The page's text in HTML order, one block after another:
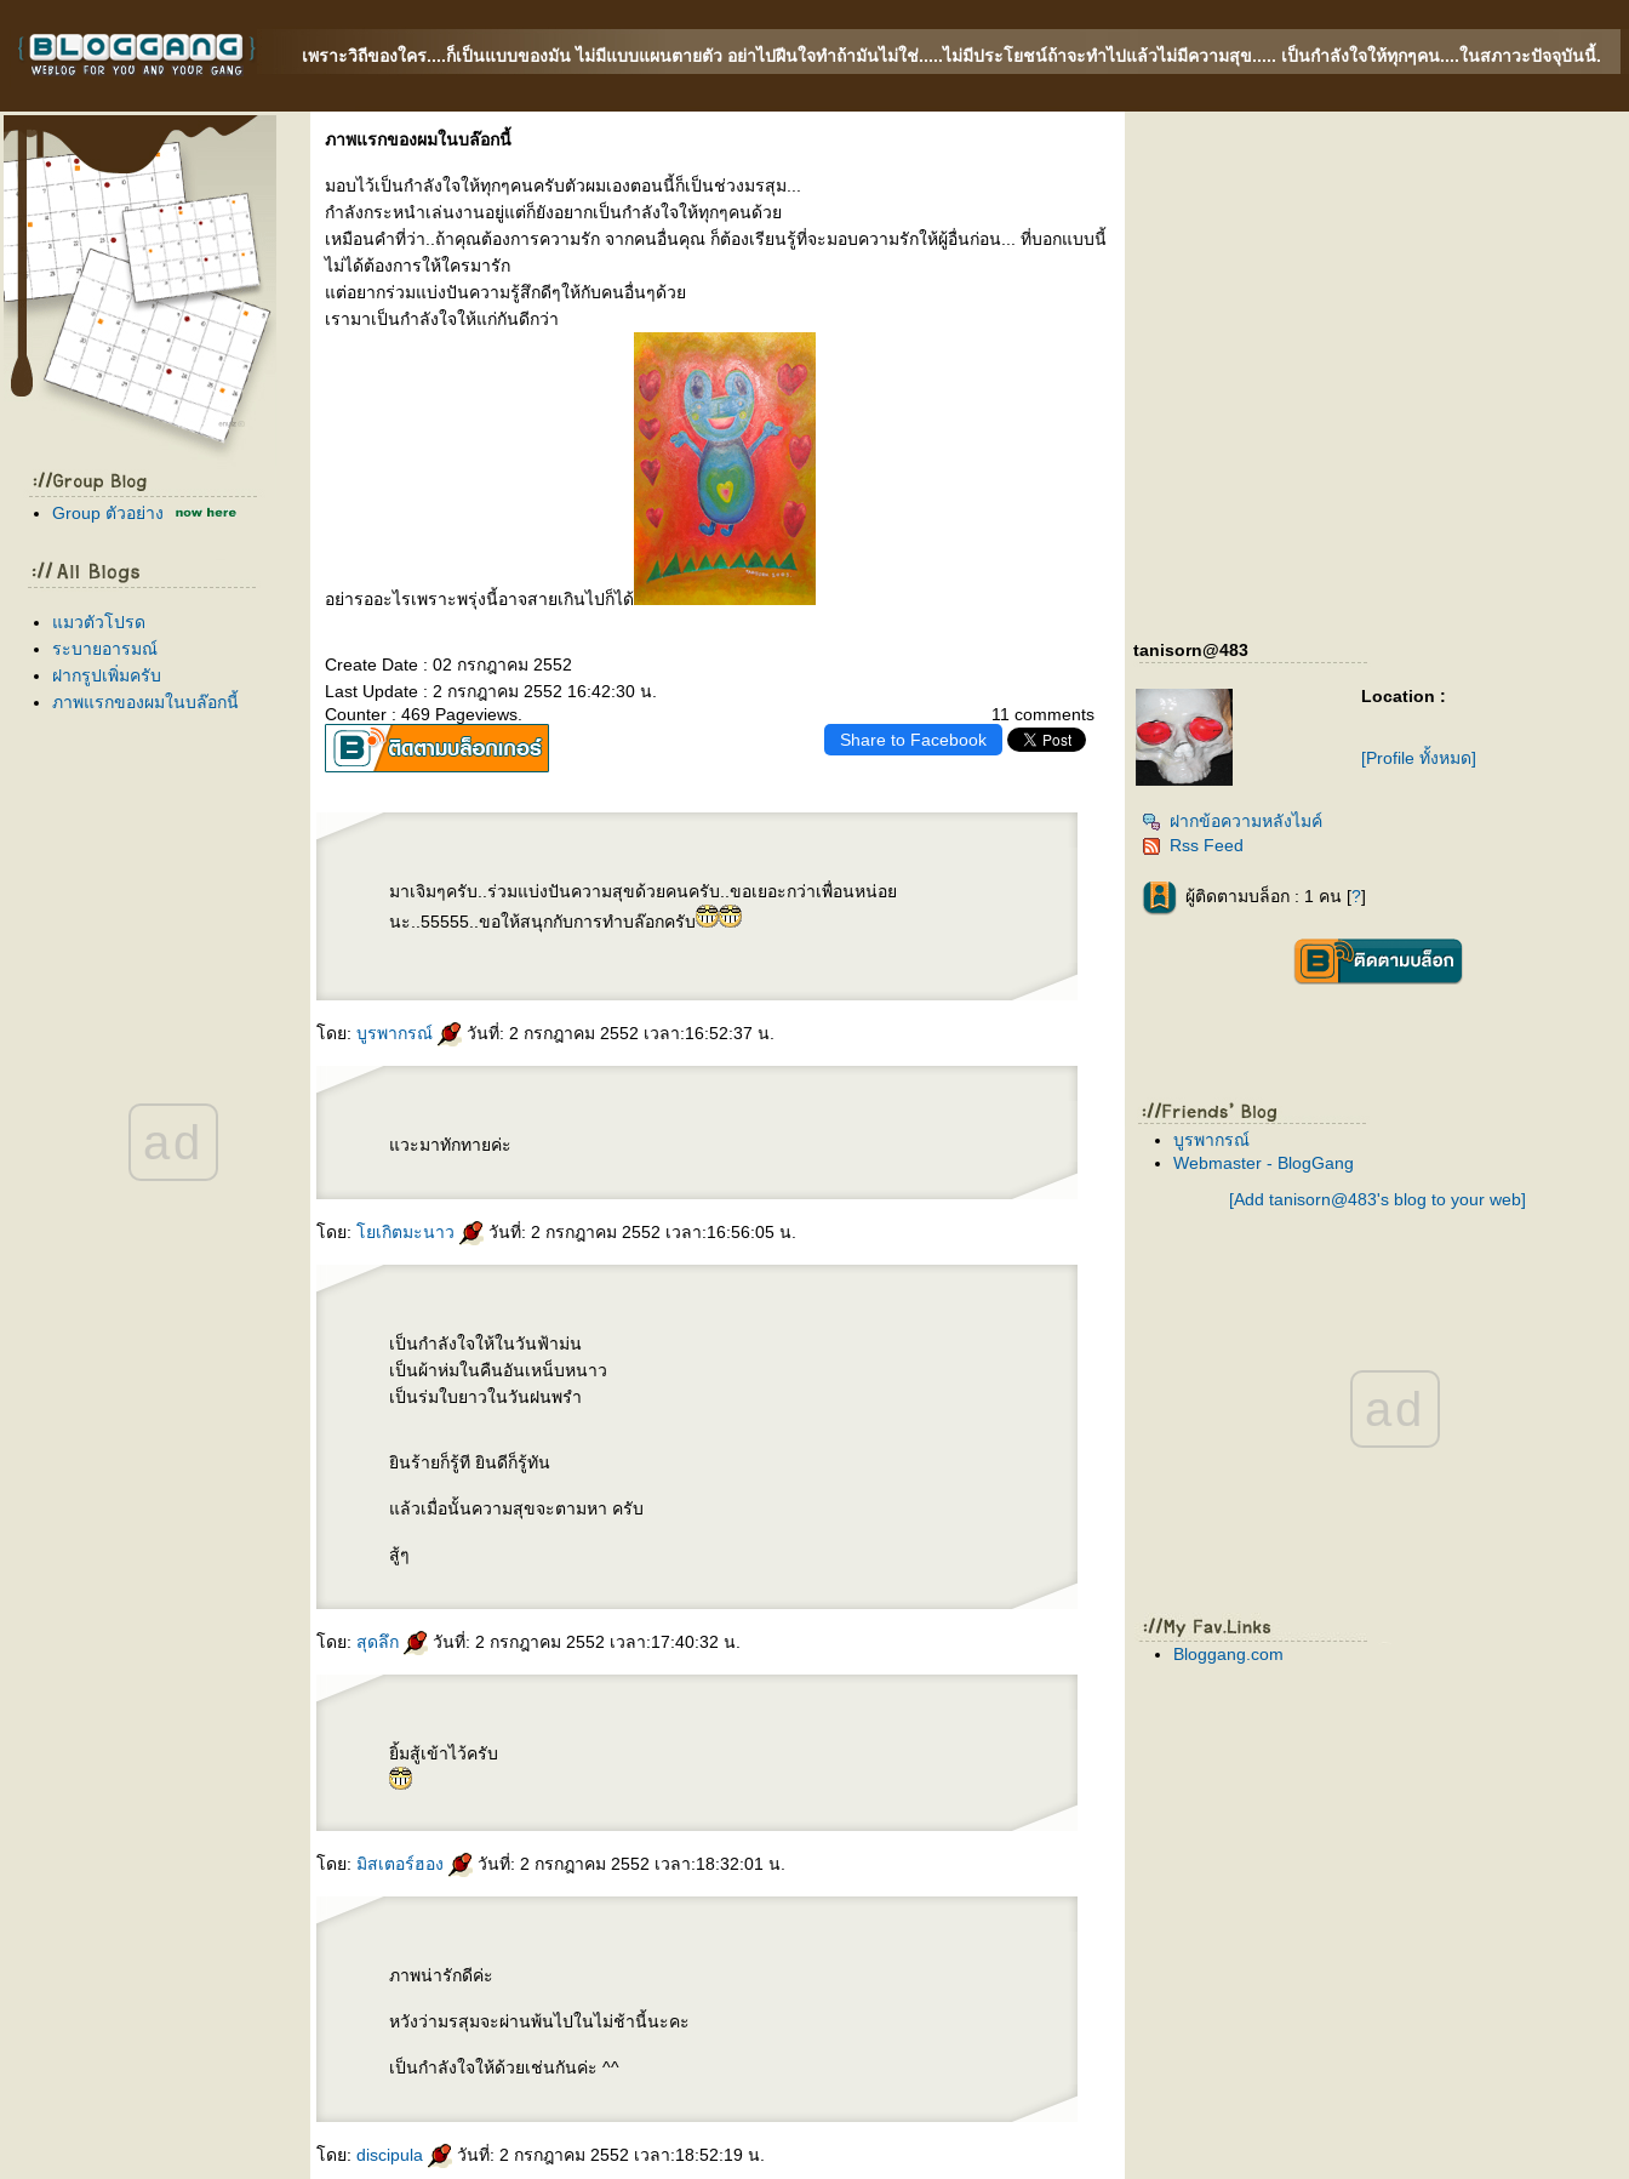
เพราะวิถีของใคร....ก็เป็นแบบของมัน ไม่มีแบบแผนตายตัว อย่าไปฝีนใจทำถ้ามันไม่ใช่.....ไม่มีประโยชน์ถ้าจะทำไปแล้วไม่มีความสุข..... เป็นกำลังใจให้ทุกๆคน....ในสภาวะปัจจุบันนี้.
Group ตัวอย่าง
มวตัวโปรด
ระบายอารมณ์
ฝากรูปเพิ่มครับ
ภาพแรกของผมในบล๊อกนี้
ad
ภาพแรกของผมในบล๊อกนี้
มอบไว้เป็นกำลังใจให้ทุกๆคนครับตัวผมเองตอนนี้ก็เป็นช่วงมรสุม...
กำลังกระหนำเล่นงานอยู่แต่ก็ยังอยากเป็นกำลังใจให้ทุกๆคนด้ว
เหมือนคำที่ว่า..ถ้าคุณต้องการความรัก จากคนอื่นคุณ ก็ต้องเรียนรู้ที่จะมอบความรักให้ผู้อื่นก่อน... ที่บอกแบบนี้
ไม่ได้ต้องการให้ใครมารัก
ต่อยากร่วมแบ่งปันความรู้สึกดีๆให้กับคนอื่นๆด้ว
เรามาเป็นกำลังใจให้แก่กันดีกว่า
อย่ารออะไรเพราะพรุ่งนี้อาจสายเกินไปก็ได้
Create Date : 02 กรกฎาคม 2552
Last Update : 2 กรกฎาคม 2552 16:42:30 น.
11 comments
Counter : 469 Pageviews.
Share to Facebook
มาเจิมๆครับ..ร่วมแบ่งปันความสุขด้วยคนครับ..ขอเยอะกว่าเพื่อนหน่อ
นะ..55555..ขอให้สนุกกับการทำบล๊อกครับ
ดย: บูรพากรณ์ วันที่: 2 กรกฎาคม 2552 เวลา:16:52:37 น.
วะมาทักทายค่ะ
ดย: เกิตมะนาว วันที่: 2 กรกฎาคม 2552 เวลา:16:56:05 น.
เป็นกำลังใจให้ในวันฟ้าม่น
เป็นผ้าห่มในคืนอันเหน็บหนาว
เป็นร่มใบยาวในวันฝนพรำ
ินร้ายก็รู้ที ยินดีก็รู้ทัน
ล้วเมื่อนั้นความสุขจะตามหา ครับ
สู้ๆ
ดย: สุดลึก วันที่: 2 กรกฎาคม 2552 เวลา:17:40:32 น.
ิ้มสู้เข้าไว้ครับ
ดย: มิสเตอร์ฮอง วันที่: 2 กรกฎาคม 2552 เวลา:18:32:01 น.
ภาพน่ารักดีค่ะ
หวังว่ามรสุมจะผ่านพ้นไปในไม่ช้านี้นะคะ
เป็นกำลังใจให้ด้วยเช่นกันค่ะ ^^
ดย: discipula วันที่: 2 กรกฎาคม 2552 เวลา:18:52:19 น.
tanisorn@483
Location :
[Profile ทั้งหมด]
ฝากข้อความหลังไมค์
Rss Feed
ผู้ติดตามบล็อก : 1 คน [?]
บูรพากรณ์
Webmaster - BlogGang
[Add tanisorn@483's blog to your web]
ad
Bloggang.com